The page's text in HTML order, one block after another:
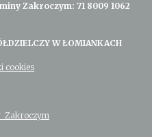
Zakroczym: 71 8009 1062
W ŁOMIANKACH
cookies
Zakroczym